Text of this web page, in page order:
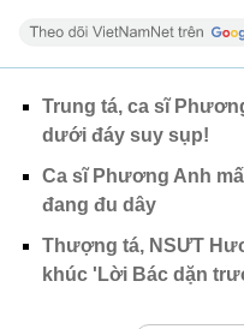
Trung tá, ca sĩ
dưới đáy suy sụp!
Ca sĩ Phương Anh
đang đu dây
Thượng tá, NSƯT
khúc 'Lời Bác dặn